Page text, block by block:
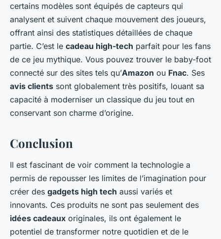
certains modèles sont équipés de capteurs qui
analysent et suivent chaque mouvement des joueurs,
offrant ainsi des statistiques détaillées de chaque
partie. C’est le cadeau high-tech parfait pour les fans
de ce jeu mythique. Vous pouvez trouver le baby-foot
connecté sur des sites tels qu’Amazon ou Fnac. Ses
avis clients sont globalement très positifs, louant sa
capacité à moderniser un classique du jeu tout en
conservant son charme d’origine.
Conclusion
Il est fascinant de voir comment la technologie a
permis de repousser les limites de l’imagination pour
créer des gadgets high tech aussi variés et
innovants. Ces produits ne sont pas seulement des
idées cadeaux originales, ils ont également le
potentiel de transformer notre quotidien et de le